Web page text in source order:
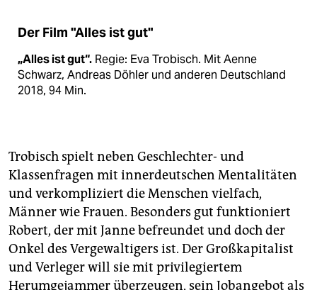
Der Film "Alles ist gut"
„Alles ist gut“. Regie: Eva Trobisch. Mit Aenne
Schwarz, Andreas Döhler und anderen Deutschland
2018, 94 Min.
Trobisch spielt neben Geschlechter- und
Klassenfragen mit innerdeutschen Mentalitäten
und verkompliziert die Menschen vielfach,
Männer wie Frauen. Besonders gut funktioniert
Robert, der mit Janne befreundet und doch der
Onkel des Vergewaltigers ist. Der Großkapitalist
und Verleger will sie mit privilegiertem
Herumgejammer überzeugen, sein Jobangebot als